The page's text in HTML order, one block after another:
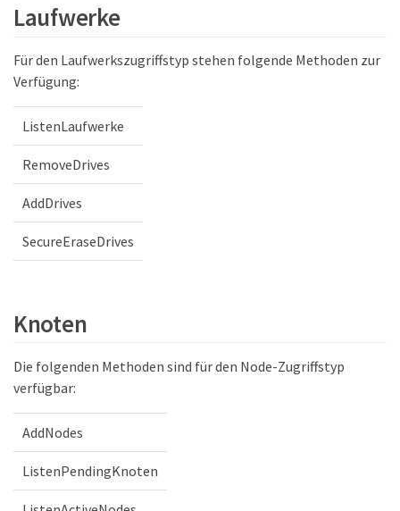
Laufwerke
Für den Laufwerkszugriffstyp stehen folgende Methoden zur
Verfügung:
ListenLaufwerke
RemoveDrives
AddDrives
SecureEraseDrives
Knoten
Die folgenden Methoden sind für den Node-Zugriffstyp
verfügbar:
AddNodes
ListenPendingKnoten